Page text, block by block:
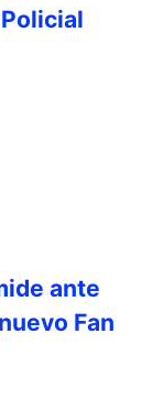
ante
Fan